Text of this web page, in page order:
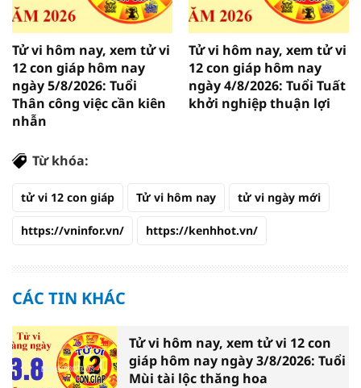
Tử vi hôm nay, xem tử vi
12 con giáp hôm nay
ngày 5/8/2026: Tuổi
Thân công việc cần kiên
nhẫn
Tử vi hôm nay, xem tử vi
12 con giáp hôm nay
ngày 4/8/2026: Tuổi Tuất
khởi nghiệp thuận lợi
Từ khóa:
tử vi 12 con giáp Tử vi hôm nay tử vi ngày mới
https://vninfor.vn/ https://kenhhot.vn/
CÁC TIN KHÁC
Tử vi hôm nay, xem tử vi 12 con
giáp hôm nay ngày 3/8/2026: Tuổi
Mùi tài lộc thăng hoa